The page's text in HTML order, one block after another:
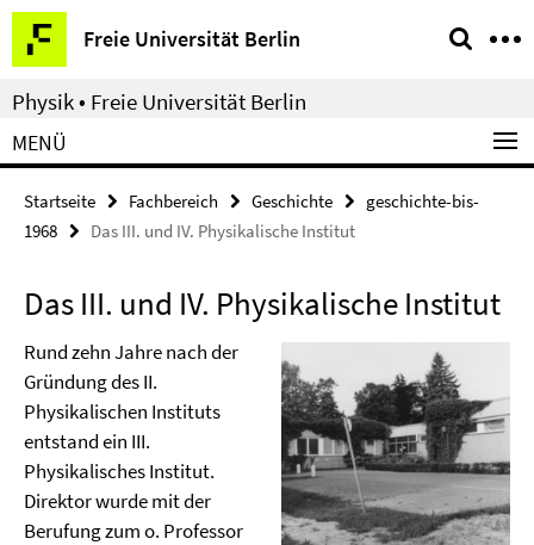
Springe
direkt
zu
Inhalt
Freie Universität Berlin
Service-
Navigation
Physik • Freie Universität Berlin
MENÜ
Startseite Fachbereich Geschichte
geschichte-bis-
1968
Das III. und IV. Physikalische Institut
Das III. und IV. Physikalische Institut
Rund zehn Jahre nach der
Gründung des II.
Physikalischen Instituts
entstand ein III.
Physikalisches Institut.
Direktor wurde mit der
Berufung zum o. Professor